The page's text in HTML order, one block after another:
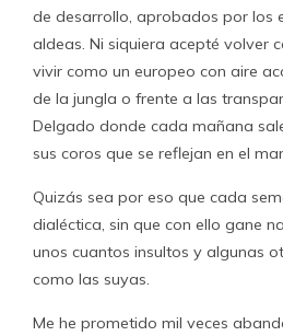
de desarrollo, aprobados por los
aldeas. Ni siquiera acepté volver
vivir como un europeo con aire
de la jungla o frente a las
Delgado donde cada mañana
sus coros que se reflejan en el
Quizás sea por eso que cada
dialéctica, sin que con ello gane
unos cuantos insultos y algunas
como las suyas.
Me he prometido mil veces